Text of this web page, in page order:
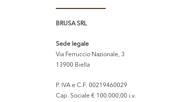
BRUSA SRL
Sede legale
Via Ferruccio Nazionale, 3
13900 Biella
P. IVA e C.F. 00219460029
Cap. Sociale € 100.000,00 i.v.